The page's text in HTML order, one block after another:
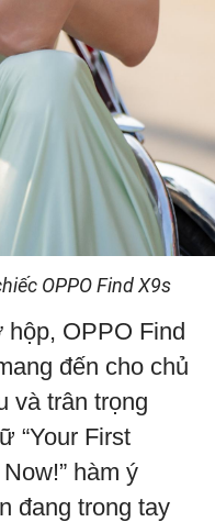
OPPO Find X9s
OPPO Find
đến cho chủ
và trân trọng
“Your First
hàm ý
đang trong tay